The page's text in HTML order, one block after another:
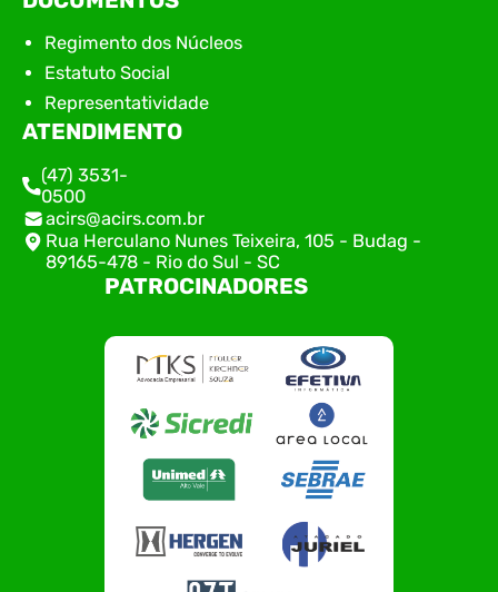
Regimento dos Núcleos
Estatuto Social
Representatividade
ATENDIMENTO
(47) 3531-
0500
acirs@acirs.com.br
Rua Herculano Nunes Teixeira, 105 - Budag -
89165-478 - Rio do Sul - SC
PATROCINADORES